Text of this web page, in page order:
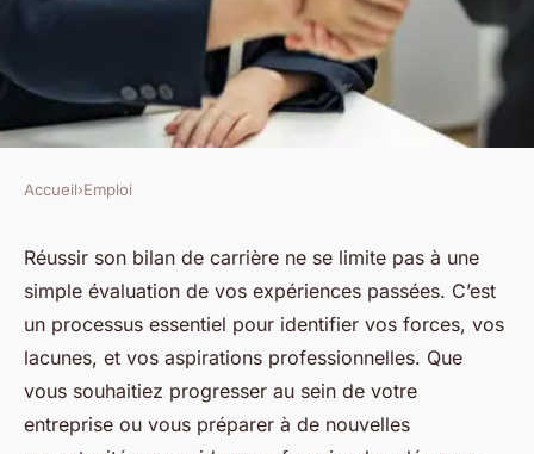
Réussir son bilan de carrière :
guide et astuces essentielles
Ibrahim• 14 janvier 2025•5 min de lecture
Accueil›Emploi
Réussir son bilan de carrière ne se limite pas à une
simple évaluation de vos expériences passées. C’est
un processus essentiel pour identifier vos forces, vos
lacunes, et vos aspirations professionnelles. Que
vous souhaitiez progresser au sein de votre
entreprise ou vous préparer à de nouvelles